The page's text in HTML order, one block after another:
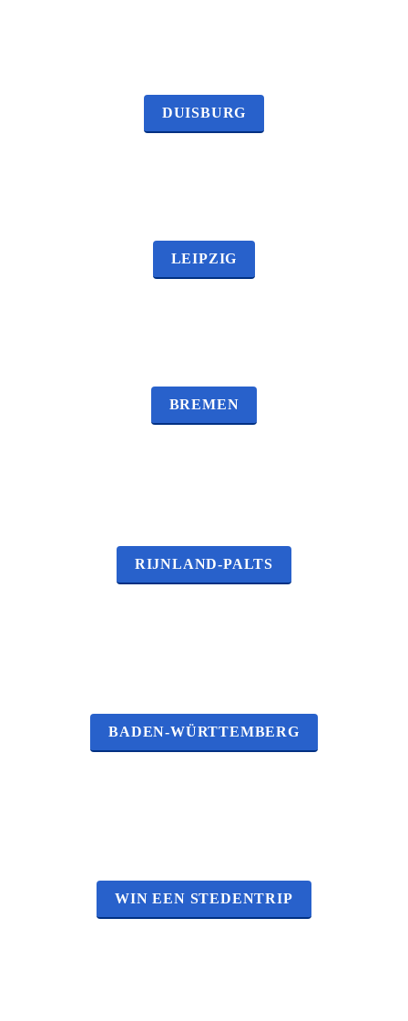
DUISBURG
LEIPZIG
BREMEN
RIJNLAND-PALTS
BADEN-WÜRTTEMBERG
WIN EEN STEDENTRIP